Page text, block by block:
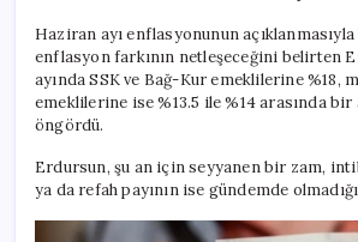
Haziran ayı enflasyonunun
enflasyon farkının netleşeceğini belirten
ayında SSK ve Bağ-Kur emeklilerine %18,
emeklilerine ise %13.5 ile %14 arasında bir
öngördü.
Erdursun, şu an için seyyanen bir zam,
ya da refah payının ise gündemde